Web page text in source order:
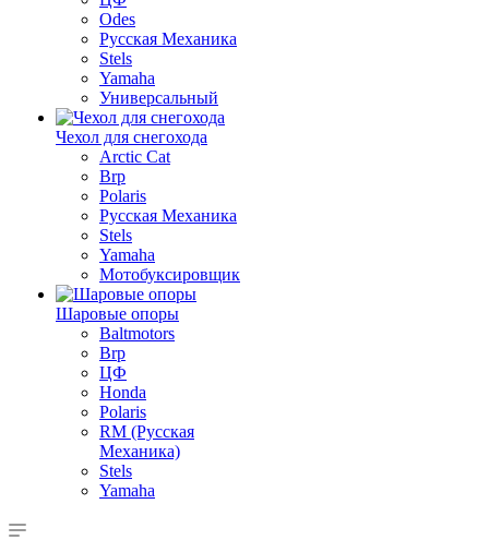
Odes
Русская Механика
Stels
Yamaha
Универсальный
Чехол для снегохода
Arctic Cat
Brp
Polaris
Русская Механика
Stels
Yamaha
Мотобуксировщик
Шаровые опоры
Baltmotors
Brp
ЦФ
Honda
Polaris
RM (Русская
Механика)
Stels
Yamaha